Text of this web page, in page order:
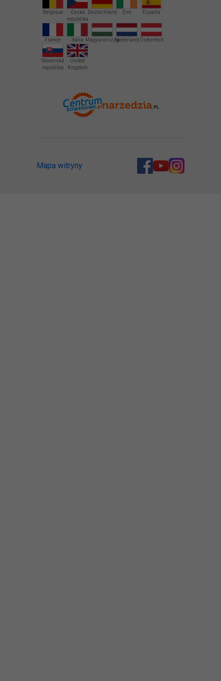
Belgique
Česká
republika
Deutschland Éire España
France Italia MagyarországNederland Österreich
Slovenská
republika
United
Kingdom
Mapa witryny